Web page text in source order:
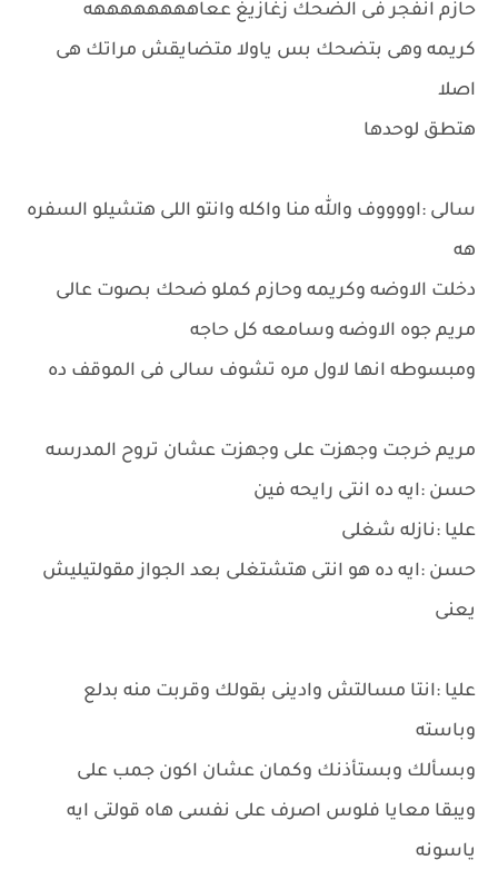
حازم انفجر فى الضحك زغازيغ ععاههههههههه
كريمه وهى بتضحك بس ياولا متضايقش مراتك هى
اصلا
هتطق لوحدها
سالى :اووووف والله منا واكله وانتو اللى هتشيلو السفره
هه
دخلت الاوضه وكريمه وحازم كملو ضحك بصوت عالى
مريم جوه الاوضه وسامعه كل حاجه
ومبسوطه انها لاول مره تشوف سالى فى الموقف ده
مريم خرجت وجهزت على وجهزت عشان تروح المدرسه
حسن :ايه ده انتى رايحه فين
عليا :نازله شغلى
حسن :ايه ده هو انتى هتشتغلى بعد الجواز مقولتيليش
يعنى
عليا :انتا مسالتش وادينى بقولك وقربت منه بدلع
وباسته
وبسألك وبستأذنك وكمان عشان اكون جمب على
ويبقا معايا فلوس اصرف على نفسى هاه قولتى ايه
ياسونه